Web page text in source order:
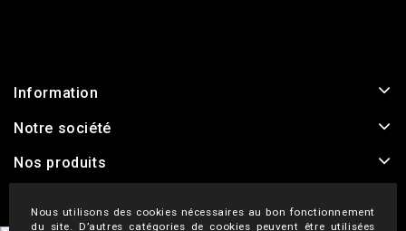
Nous utilisons des cookies nécessaires au bon fonctionnement
du site. D’autres catégories de cookies peuvent être utilisées
Information
Notre société
Nos produits